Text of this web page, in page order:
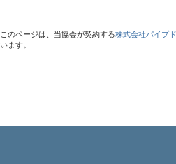
このページは、当協会が契約する株式会社パイプ
います。